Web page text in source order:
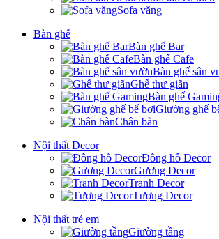
Sofa văng
Bàn ghế
Bàn ghế Bar
Bàn ghế Cafe
Bàn ghế sân
Ghế thư giãn
Bàn ghế
Giường ghế
Chân bàn
Nội thất Decor
Đồng hồ Decor
Gương Decor
Tranh Decor
Tượng Decor
Nội thất trẻ em
Giường tầng